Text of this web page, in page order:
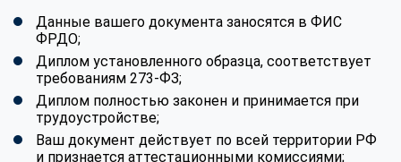
Данные вашего документа заносятся в ФИС
ФРДО;
Диплом установленного образца, соответствует
требованиям 273-ФЗ;
Диплом полностью законен и принимается при
трудоустройстве;
Ваш документ действует по всей территории РФ
и признается аттестационными комиссиями;